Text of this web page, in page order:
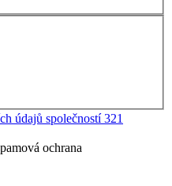
údajů společností 321
ochrana